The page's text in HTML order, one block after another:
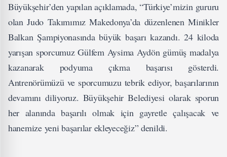
Büyükşehir’den yapılan açıklamada, “Türkiye’mizin gururu
olan Judo Takımımız Makedonya’da düzenlenen Minikler
Balkan Şampiyonasında büyük başarı kazandı. 24 kiloda
yarışan sporcumuz Gülfem Aysima Aydön gümüş madalya
kazanarak podyuma çıkma başarısı gösterdi.
Antrenörümüzü ve sporcumuzu tebrik ediyor, başarılarının
devamını diliyoruz. Büyükşehir Belediyesi olarak sporun
her alanında başarılı olmak için gayretle çalışacak ve
hanemize yeni başarılar ekleyeceğiz” denildi.